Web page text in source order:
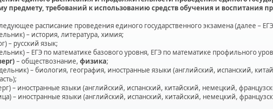
предмету, требований к использованию средств обучения и воспитания
расписание проведения единого государственного экзамена (далее –
– история, литература, химия;
– русский язык;
– ЕГЭ по математике базового уровня, ЕГЭ по математике профильного
– обществознание, физика;
– биология, география, иностранные языки (английский, испанский,
– иностранные языки (английский, испанский, китайский, немецкий,
– иностранные языки (английский, испанский, китайский, немецкий,